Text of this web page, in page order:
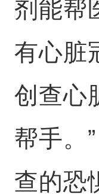
剂能帮
有心脏
创查心
帮手。
查的恐